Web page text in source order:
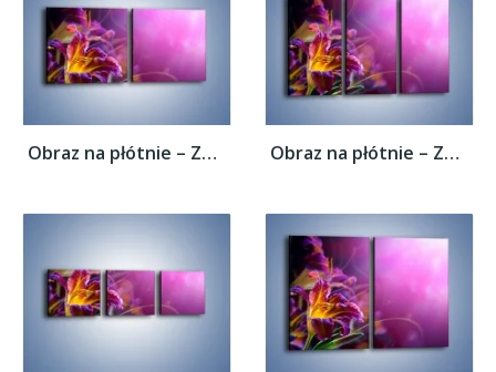
Obraz na płótnie – Zaczarowany kwiat –... Obraz na płótnie – Zaczarowany kwiat –...